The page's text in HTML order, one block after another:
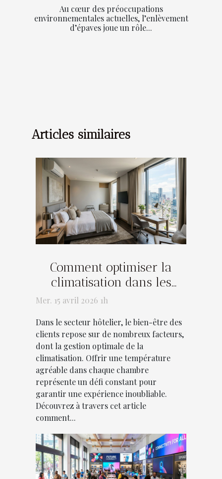
Au cœur des préoccupations
environnementales actuelles, l’enlèvement
d’épaves joue un rôle...
Articles similaires
Comment optimiser la
climatisation dans les
hôtels pour le confort des
Mer. 15 avril 2026 1h
Dans le secteur hôtelier, le bien-être des
clients repose sur de nombreux facteurs,
dont la gestion optimale de la
climatisation. Offrir une température
agréable dans chaque chambre
représente un défi constant pour
garantir une expérience inoubliable.
Découvrez à travers cet article
comment...